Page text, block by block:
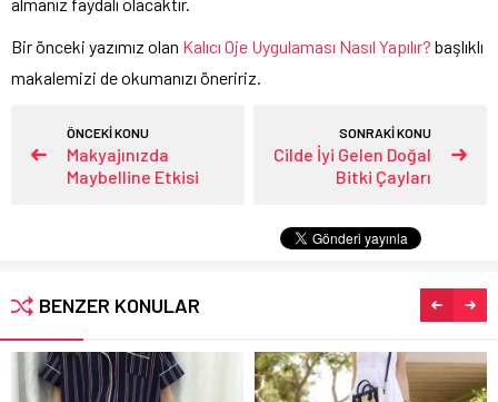
Bir önceki yazımız olan Kalıcı Oje Uygulaması Nasıl Yapılır? başlıklı
makalemizi de okumanızı öneririz.
ÖNCEKİ KONU
Makyajınızda
Maybelline Etkisi
SONRAKİ KONU
Cilde İyi Gelen Doğal
Bitki Çayları
BENZER KONULAR